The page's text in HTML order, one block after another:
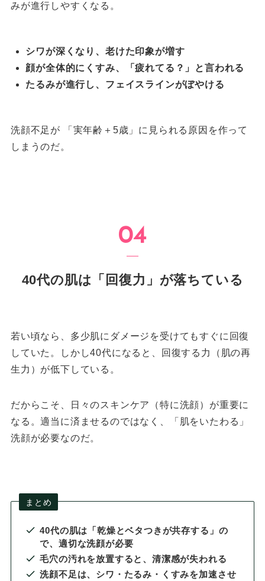
みが進行しやすくなる。
シワが深くなり、老けた印象が増す
顔が全体的にくすみ、「疲れてる？」と言われる
たるみが進行し、フェイスラインがぼやける
洗顔不足が 「実年齢＋5歳」に見られる原因を作って
しまうのだ。
40代の肌は「回復力」が落ちている
若い頃なら、多少肌にダメージを受けてもすぐに回復
していた。しかし40代になると、回復する力（肌の再
生力）が低下している。
だからこそ、日々のスキンケア（特に洗顔）が重要に
なる。適当に済ませるのではなく、「肌をいたわる」
洗顔が必要なのだ。
まとめ
40代の肌は「乾燥とベタつきが共存する」の
で、適切な洗顔が必要
毛穴の汚れを放置すると、清潔感が失われる
洗顔不足は、シワ・たるみ・くすみを加速させ